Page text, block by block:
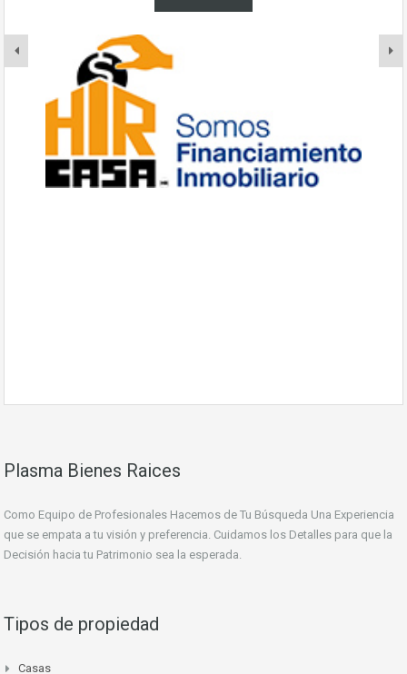
Plasma Bienes Raices
Como Equipo de Profesionales Hacemos de Tu Búsqueda Una Experiencia
que se empata a tu visión y preferencia. Cuidamos los Detalles para que la
Decisión hacia tu Patrimonio sea la esperada.
Tipos de propiedad
Casas